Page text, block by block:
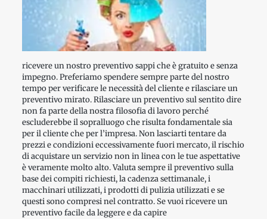
ricevere un nostro preventivo sappi che è gratuito e senza
impegno. Preferiamo spendere sempre parte del nostro
tempo per verificare le necessità del cliente e rilasciare un
preventivo mirato. Rilasciare un preventivo sul sentito dire
non fa parte della nostra filosofia di lavoro perché
escluderebbe il sopralluogo che risulta fondamentale sia
per il cliente che per l’impresa. Non lasciarti tentare da
prezzi e condizioni eccessivamente fuori mercato, il rischio
di acquistare un servizio non in linea con le tue aspettative
è veramente molto alto. Valuta sempre il preventivo sulla
base dei compiti richiesti, la cadenza settimanale, i
macchinari utilizzati, i prodotti di pulizia utilizzati e se
questi sono compresi nel contratto. Se vuoi ricevere un
preventivo facile da leggere e da capire